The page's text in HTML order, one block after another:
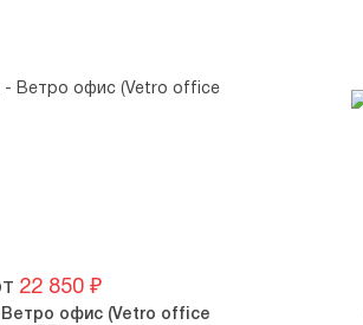
22 850₽
Ветро офис (Vetro office